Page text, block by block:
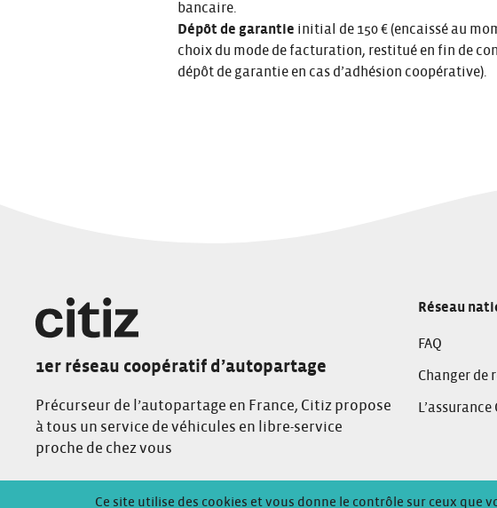
bancaire.
Dépôt de garantie initial de 150 € (encaissé au
choix du mode de facturation, restitué en fin de
dépôt de garantie en cas d’adhésion coopérative).
1er réseau coopératif d’autopartage
Précurseur de l’autopartage en France, Citiz propose
à tous un service de véhicules en libre-service
proche de chez vous
Réseau
FAQ
Changer de
Ce site utilise des cookies et vous donne le contrôle sur ceux que